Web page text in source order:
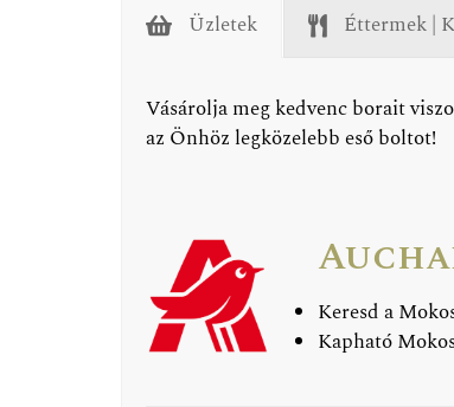
Üzletek Éttermek |
Vásárolja meg kedvenc borait
az Önhöz legközelebb eső boltot!
Keresd a
Kapható